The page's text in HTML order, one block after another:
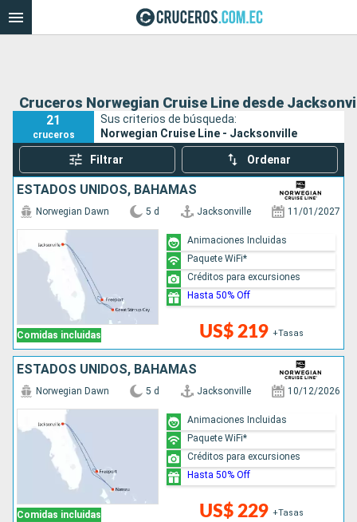
Cruceros Norwegian Cruise Line desde
21
cruceros
Sus criterios de búsqueda:
Norwegian Cruise Line - Jacksonville
Filtrar Ordenar
ESTADOS UNIDOS, BAHAMAS
Comidas incluidas
Norwegian Dawn 5 d Jacksonville 11/01/2027
US$ 219 +Tasas
Animaciones Incluidas
Paquete WiFi*
Créditos para excursiones
Hasta 50% Off
ESTADOS UNIDOS, BAHAMAS
Comidas incluidas
Norwegian Dawn 5 d Jacksonville 10/12/2026
US$ 229 +Tasas
Animaciones Incluidas
Paquete WiFi*
Créditos para excursiones
Hasta 50% Off